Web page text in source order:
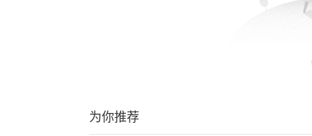
为你推荐